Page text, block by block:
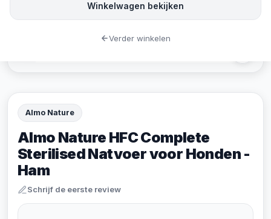
Almo Nature
Almo Nature HFC Complete
Sterilised Natvoer voor Honden -
Ham
Schrijf de eerste review
Winkelwagen bekijken
Verder winkelen